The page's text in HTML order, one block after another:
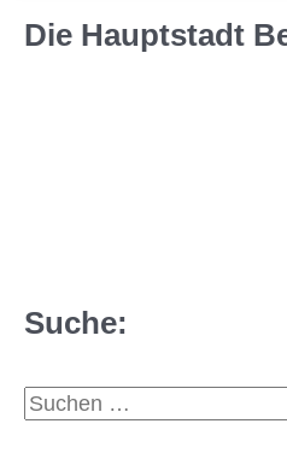
Die Hauptstadt
Suche:
S